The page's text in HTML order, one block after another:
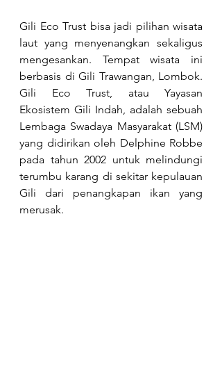
Gili Eco Trust bisa jadi pilihan wisata
laut yang menyenangkan sekaligus
mengesankan. Tempat wisata ini
berbasis di Gili Trawangan, Lombok.
Gili Eco Trust, atau Yayasan
Ekosistem Gili Indah, adalah sebuah
Lembaga Swadaya Masyarakat (LSM)
yang didirikan oleh Delphine Robbe
pada tahun 2002 untuk melindungi
terumbu karang di sekitar kepulauan
Gili dari penangkapan ikan yang
merusak.